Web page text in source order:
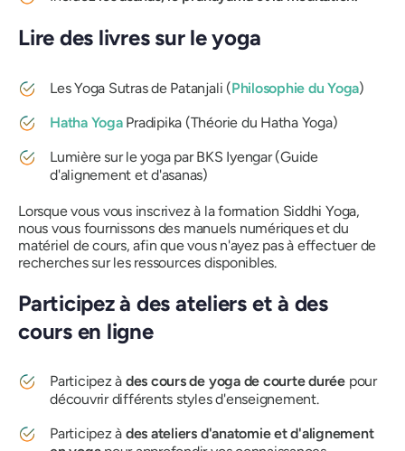
Lire des livres sur le yoga
Les Yoga Sutras de Patanjali (Philosophie du Yoga)
Hatha YogaPradipika (Théorie du Hatha Yoga)
Lumière sur le yogapar BKS Iyengar (Guide
d'alignement et d'asanas)
Lorsque vous vous inscrivez à la formation Siddhi Yoga,
nous vous fournissons des manuels numériques et du
matériel de cours, afin que vous n'ayez pas à effectuer de
recherches sur les ressources disponibles.
Participez à des ateliers et à des
cours en ligne
Participez à des cours de yoga de courte duréepour
découvrir différents styles d'enseignement.
Participez à des ateliers d'anatomie et d'alignement